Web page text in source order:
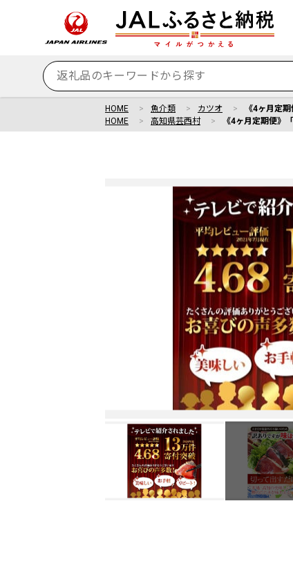
HOME 魚介類 カツオ
《4ヶ月定
HOME
高知県芸西村 《4ヶ月定期便》